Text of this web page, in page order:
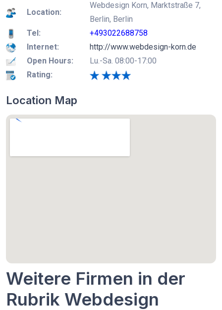
Location:
Webdesign Korn, Marktstraße 7,
Berlin, Berlin
Tel:
+493022688758
Internet:
http://www.webdesign-korn.de
Open Hours:
Lu.-Sa. 08:00-17:00
Rating:
Location Map
Weitere Firmen in der
Rubrik Webdesign